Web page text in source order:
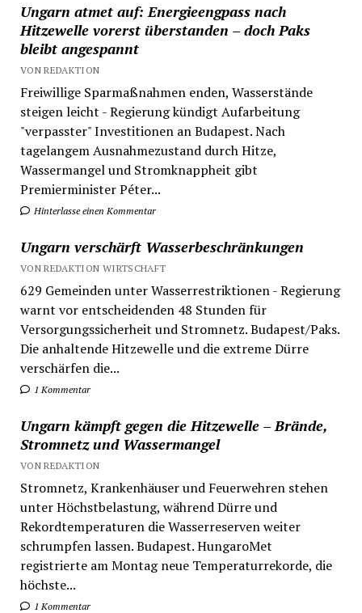
Ungarn atmet auf: Energieengpass nach
Hitzewelle vorerst überstanden – doch Paks
bleibt angespannt
VON REDAKTION
Freiwillige Sparmaßnahmen enden, Wasserstände
steigen leicht - Regierung kündigt Aufarbeitung
"verpasster" Investitionen an Budapest. Nach
tagelangem Ausnahmezustand durch Hitze,
Wassermangel und Stromknappheit gibt
Premierminister Péter...
Hinterlasse einen Kommentar
Ungarn verschärft Wasserbeschränkungen
VON REDAKTION WIRTSCHAFT
629 Gemeinden unter Wasserrestriktionen - Regierung
warnt vor entscheidenden 48 Stunden für
Versorgungssicherheit und Stromnetz. Budapest/Paks.
Die anhaltende Hitzewelle und die extreme Dürre
verschärfen die...
1 Kommentar
Ungarn kämpft gegen die Hitzewelle – Brände,
Stromnetz und Wassermangel
VON REDAKTION
Stromnetz, Krankenhäuser und Feuerwehren stehen
unter Höchstbelastung, während Dürre und
Rekordtemperaturen die Wasserreserven weiter
schrumpfen lassen. Budapest. HungaroMet
registrierte am Montag neue Temperaturrekorde, die
höchste...
1 Kommentar